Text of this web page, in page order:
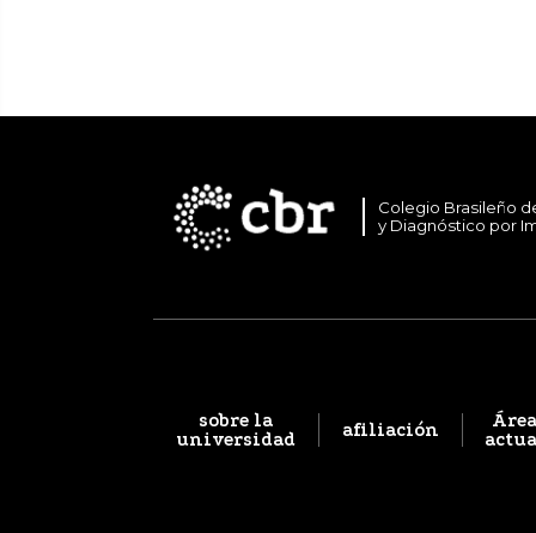
Colegio Brasileño
y Diagnóstico por
sobre la
universidad
afiliación